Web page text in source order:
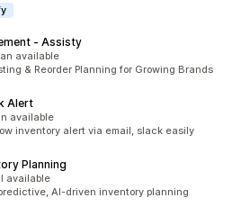
‑ Assisty
available
& Reorder Planning for Growing Brands
Alert
available
inventory alert via email, slack easily
Planning
available
AI-driven inventory planning